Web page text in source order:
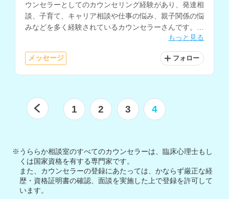
ウンセラーとしてのカウンセリング経験があり、発達相
談、子育て、キャリア相談や仕事の悩み、親子関係の悩
みなどを多く経験されているカウンセラーさんです。当
事者だけでなく、当事者を支える方からの相談も多く受
もっと見る
メッセージ フォロー
1 2 3 4
※うららか相談室のすべてのカウンセラーは、臨床心理士もし
くは国家資格を有する専門家です。
また、カウンセラーの登録にあたっては、かならず厳正な経
歴・資格証明書の確認、面談を実施した上で登録を許可して
います。